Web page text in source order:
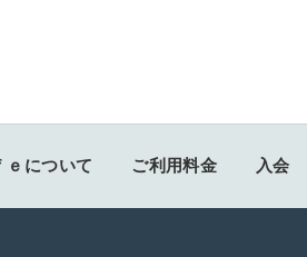
ｅについて ご利用料金 入会